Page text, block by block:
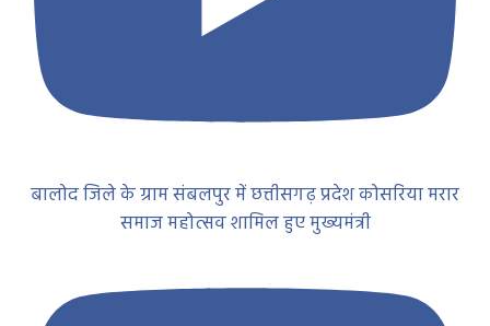
बालोद जिले के ग्राम संबलपुर में छत्तीसगढ़ प्रदेश कोसरिया मरार
समाज महोत्सव शामिल हुए मुख्यमंत्री